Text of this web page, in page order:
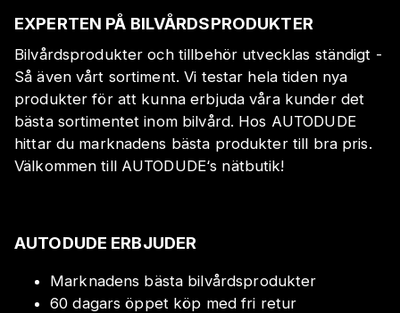
EXPERTEN PÅ BILVÅRDSPRODUKTER
Bilvårdsprodukter och tillbehör utvecklas ständigt -
Så även vårt sortiment. Vi testar hela tiden nya
produkter för att kunna erbjuda våra kunder det
bästa sortimentet inom bilvård. Hos AUTODUDE
hittar du marknadens bästa produkter till bra pris.
Välkommen till AUTODUDE‘s nätbutik!
AUTODUDE ERBJUDER
Marknadens bästa bilvårdsprodukter
60 dagars öppet köp med fri retur